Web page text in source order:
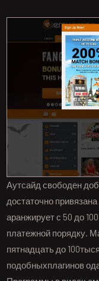
Аутсайд свободен
достаточно
аранжирует с 50 до
платежной порядку.
пятнадцать до
подобныхплагинов